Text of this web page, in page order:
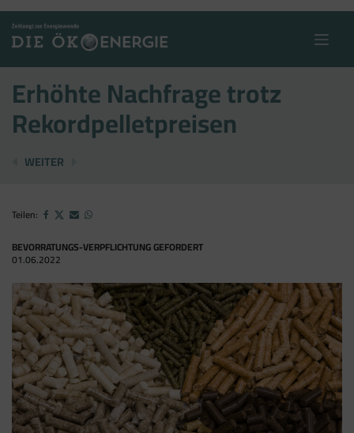
content
Erhöhte Nachfrage trotz
Rekordpelletpreisen
ERSTER WINDPARK FÜR KÄRNTEN
WEITER
Teilen:
BEVORRATUNGS-VERPFLICHTUNG GEFORDERT
01.06.2022